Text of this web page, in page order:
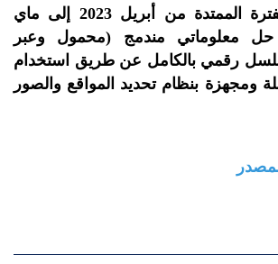
الميدانية خلال الفترة الممتدة من أبريل 2023 إلى ماي
حل معلوماتي مندمج (محمول وعبر
رقمي بالكامل عن طريق استخدام
ومجهزة بنظام تحديد المواقع والصور